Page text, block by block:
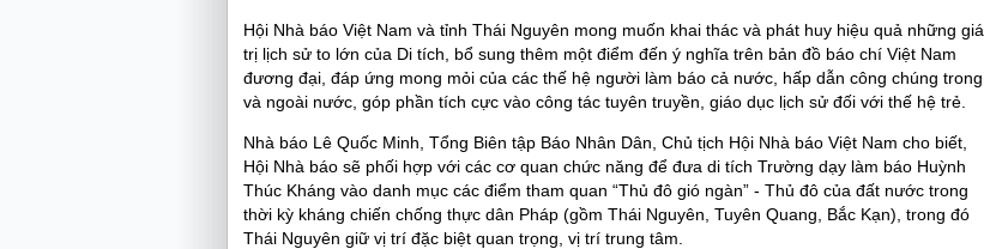
Hội Nhà báo Việt Nam và tỉnh Thái Nguyên mong muốn khai thác và phát huy hiệu quả những giá
trị lịch sử to lớn của Di tích, bổ sung thêm một điểm đến ý nghĩa trên bản đồ báo chí Việt Nam
đương đại, đáp ứng mong mỏi của các thế hệ người làm báo cả nước, hấp dẫn công chúng trong
và ngoài nước, góp phần tích cực vào công tác tuyên truyền, giáo dục lịch sử đối với thế hệ trẻ.
Nhà báo Lê Quốc Minh, Tổng Biên tập Báo Nhân Dân, Chủ tịch Hội Nhà báo Việt Nam cho biết,
Hội Nhà báo sẽ phối hợp với các cơ quan chức năng để đưa di tích Trường dạy làm báo Huỳnh
Thúc Kháng vào danh mục các điểm tham quan “Thủ đô gió ngàn” - Thủ đô của đất nước trong
thời kỳ kháng chiến chống thực dân Pháp (gồm Thái Nguyên, Tuyên Quang, Bắc Kạn), trong đó
Thái Nguyên giữ vị trí đặc biệt quan trọng, vị trí trung tâm.